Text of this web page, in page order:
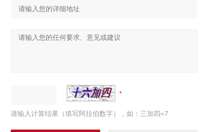
请输入计算结果（填写阿拉伯数字），如：三加四=7